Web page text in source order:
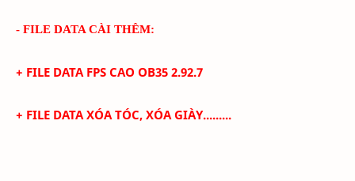
- FILE DATA CÀI THÊM:
+ FILE DATA FPS CAO OB35 2.92.7
+ FILE DATA XÓA TÓC, XÓA GIÀY.........